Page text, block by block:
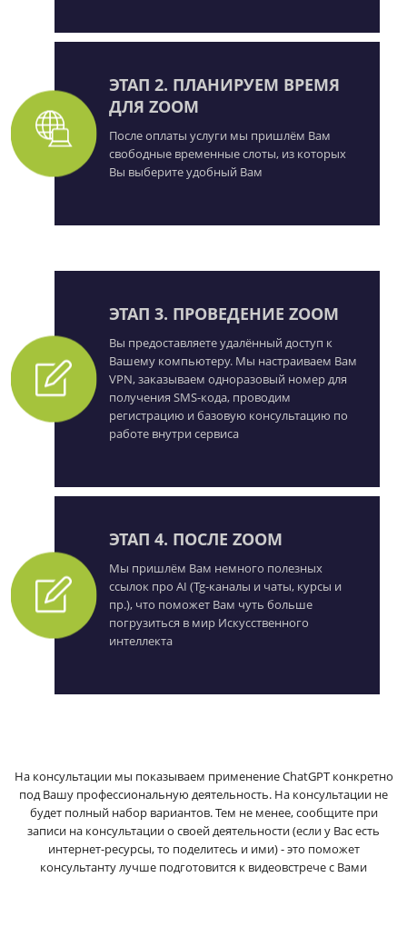
ЭТАП 2. ПЛАНИРУЕМ ВРЕМЯ
ДЛЯ ZOOM
После оплаты услуги мы пришлём Вам
свободные временные слоты, из которых
Вы выберите удобный Вам
ЭТАП 3. ПРОВЕДЕНИЕ ZOOM
Вы предоставляете удалённый доступ к
Вашему компьютеру. Мы настраиваем Вам
VPN, заказываем одноразовый номер для
получения SMS-кода, проводим
регистрацию и базовую консультацию по
работе внутри сервиса
ЭТАП 4. ПОСЛЕ ZOOM
Мы пришлём Вам немного полезных
ссылок про AI (Tg-каналы и чаты, курсы и
пр.), что поможет Вам чуть больше
погрузиться в мир Искусственного
интеллекта
На консультации мы показываем применение ChatGPT конкретно
под Вашу профессиональную деятельность. На консультации не
будет полный набор вариантов. Тем не менее, сообщите при
записи на консультации о своей деятельности (если у Вас есть
интернет-ресурсы, то поделитесь и ими) - это поможет
консультанту лучше подготовится к видеовстрече с Вами